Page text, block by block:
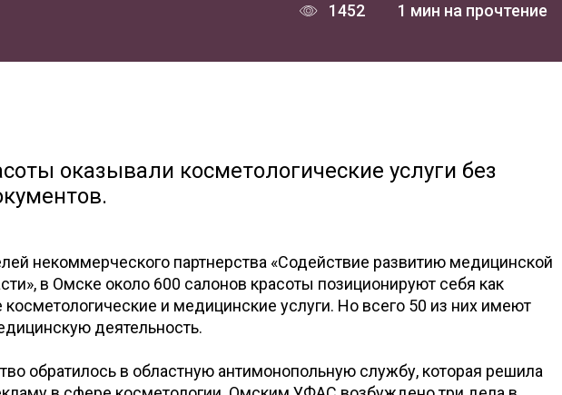
1452 1 мин на прочтение
оказывали косметологические услуги без
некоммерческого партнерства «Содействие развитию медицинской
в Омске около 600 салонов красоты позиционируют себя как
и медицинские услуги. Но всего 50 из них имеют
деятельность.
обратилось в областную антимонопольную службу, которая решила